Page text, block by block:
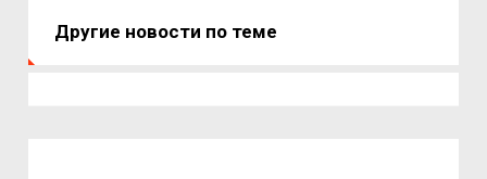
Другие новости по теме